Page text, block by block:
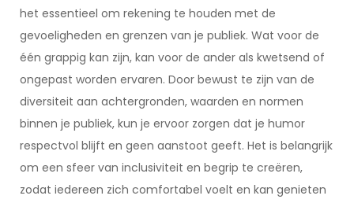
het essentieel om rekening te houden met de
gevoeligheden en grenzen van je publiek. Wat voor de
één grappig kan zijn, kan voor de ander als kwetsend of
ongepast worden ervaren. Door bewust te zijn van de
diversiteit aan achtergronden, waarden en normen
binnen je publiek, kun je ervoor zorgen dat je humor
respectvol blijft en geen aanstoot geeft. Het is belangrijk
om een sfeer van inclusiviteit en begrip te creëren,
zodat iedereen zich comfortabel voelt en kan genieten